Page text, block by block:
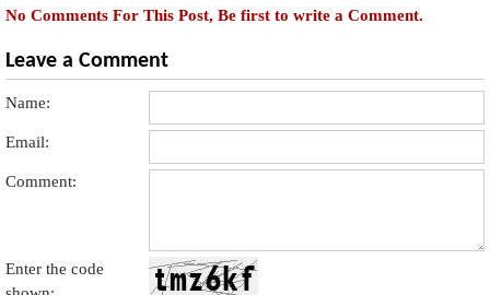
No Comments For This Post, Be first to write a Comment.
Leave a Comment
Name:
Email:
Comment:
Enter the code